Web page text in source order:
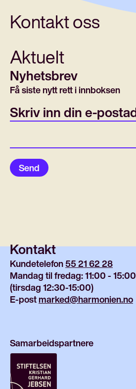
Kontakt oss
Aktuelt
Nyhetsbrev
Få siste nytt rett i innboksen
E-post/email
Send
Kontakt
Kundetelefon 55 21 62 28
Mandag til fredag: 11:00 - 15:00
(tirsdag 12:30-15:00)
E-post marked@harmonien.no
Samarbeidspartnere